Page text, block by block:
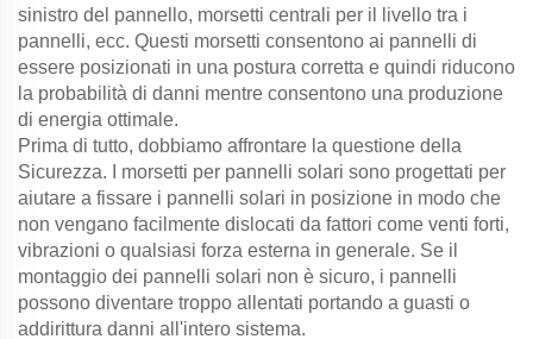
sinistro del pannello, morsetti centrali per il livello tra i
pannelli, ecc. Questi morsetti consentono ai pannelli di
essere posizionati in una postura corretta e quindi riducono
la probabilità di danni mentre consentono una produzione
di energia ottimale.
Prima di tutto, dobbiamo affrontare la questione della
Sicurezza. I morsetti per pannelli solari sono progettati per
aiutare a fissare i pannelli solari in posizione in modo che
non vengano facilmente dislocati da fattori come venti forti,
vibrazioni o qualsiasi forza esterna in generale. Se il
montaggio dei pannelli solari non è sicuro, i pannelli
possono diventare troppo allentati portando a guasti o
addirittura danni all'intero sistema.